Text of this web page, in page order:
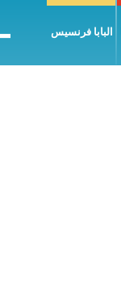
البابا فرنسيس